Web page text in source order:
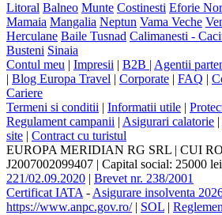
Litoral Balneo Munte Costinesti Eforie
Mamaia Mangalia Neptun Vama Veche
Herculane Baile Tusnad Calimanesti -
Busteni Sinaia
Contul meu | Impresii | B2B | Agentii
| Blog Europa Travel | Corporate | FAQ |
Cariere
Termeni si conditii | Informatii utile |
Regulament campanii | Asigurari calatorie |
site | Contract cu turistul
EUROPA MERIDIAN RG SRL | CUI
J2007002099407 | Capital social: 25000 lei
221/02.09.2020 | Brevet nr. 238/2001
Certificat IATA - Asigurare insolventa
https://www.anpc.gov.ro/| SOL |